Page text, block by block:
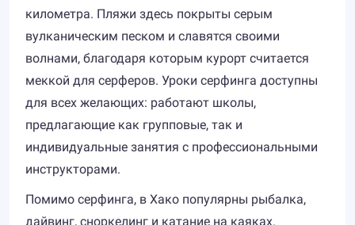
километра. Пляжи здесь покрыты серым
вулканическим песком и славятся своими
волнами, благодаря которым курорт считается
меккой для серферов. Уроки серфинга доступны
для всех желающих: работают школы,
предлагающие как групповые, так и
индивидуальные занятия с профессиональными
инструкторами.
Помимо серфинга, в Хако популярны рыбалка,
дайвинг, сноркелинг и катание на каяках.